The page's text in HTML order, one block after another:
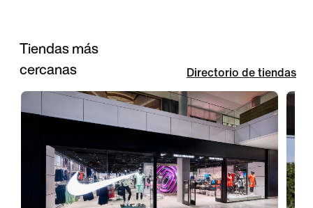
Tiendas más
cercanas
Directorio de tiendas